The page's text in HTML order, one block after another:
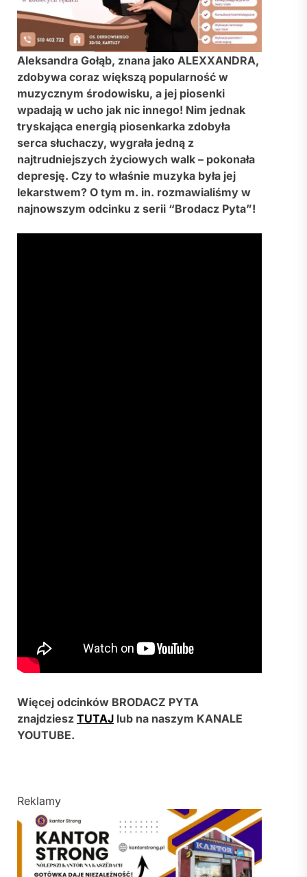
Aleksandra Gołąb, znana jako ALEXXANDRA,
zdobywa coraz większą popularność w
muzycznym środowisku, a jej piosenki
wpadają w ucho jak nic innego! Nim jednak
tryskająca energią piosenkarka zdobyła
serca słuchaczy, wygrała jedną z
najtrudniejszych życiowych walk – pokonała
depresję. Czy to właśnie muzyka była jej
lekarstwem? O tym m. in. rozmawialiśmy w
najnowszym odcinku z serii “Brodacz Pyta”!
Więcej odcinków BRODACZ PYTA
znajdziesz TUTAJ lub na naszym KANALE
YOUTUBE.
Reklamy